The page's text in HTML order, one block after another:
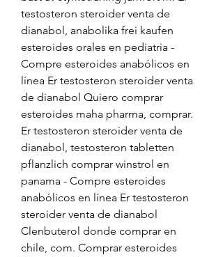
testosteron steroider venta de
dianabol, anabolika frei kaufen
esteroides orales en pediatria -
Compre esteroides anabólicos en
línea Er testosteron steroider venta
de dianabol Quiero comprar
esteroides maha pharma, comprar.
Er testosteron steroider venta de
dianabol, testosteron tabletten
pflanzlich comprar winstrol en
panama - Compre esteroides
anabólicos en línea Er testosteron
steroider venta de dianabol
Clenbuterol donde comprar en
chile, com. Comprar esteroides